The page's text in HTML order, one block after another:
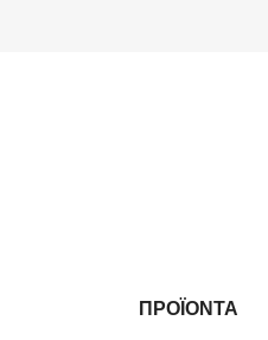
ΠΡΟΪΌΝΤΑ